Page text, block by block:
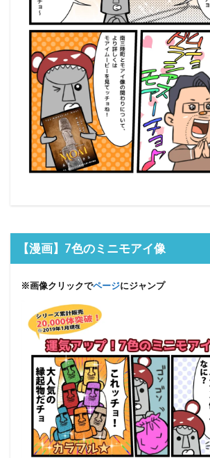
【漫画】7色のミニモアイ像
※画像クリックでページにジャンプ